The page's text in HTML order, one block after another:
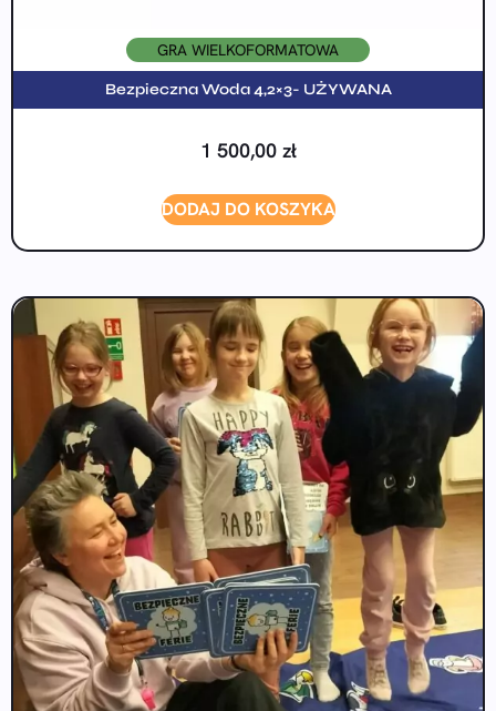
GRA WIELKOFORMATOWA
Bezpieczna Woda 4,2×3- UŻYWANA
1 500,00 zł
DODAJ DO KOSZYKA